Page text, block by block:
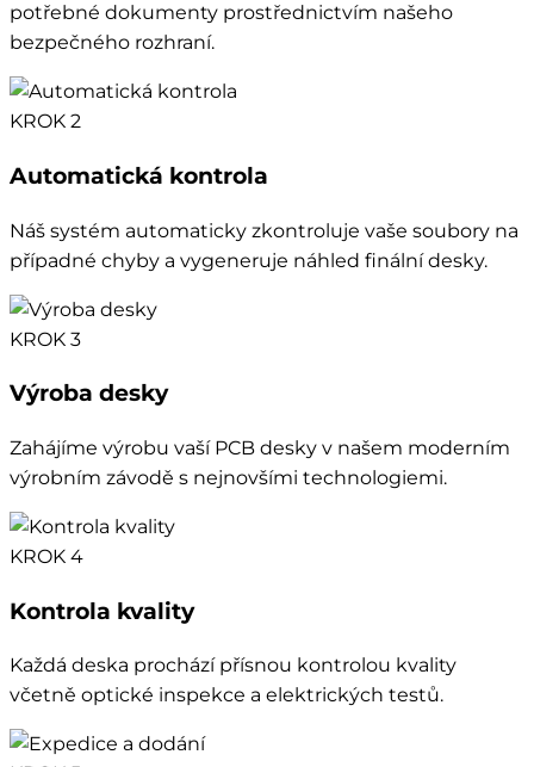
potřebné dokumenty prostřednictvím našeho
bezpečného rozhraní.
KROK 2
Automatická kontrola
Náš systém automaticky zkontroluje vaše soubory na
případné chyby a vygeneruje náhled finální desky.
KROK 3
Výroba desky
Zahájíme výrobu vaší PCB desky v našem moderním
výrobním závodě s nejnovšími technologiemi.
KROK 4
Kontrola kvality
Každá deska prochází přísnou kontrolou kvality
včetně optické inspekce a elektrických testů.